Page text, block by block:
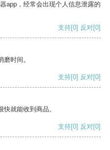
app，经常会出现个人信息泄露的
支持[0] 反对[0]
时间。
支持[0] 反对[0]
就能收到商品。
支持[0] 反对[0]